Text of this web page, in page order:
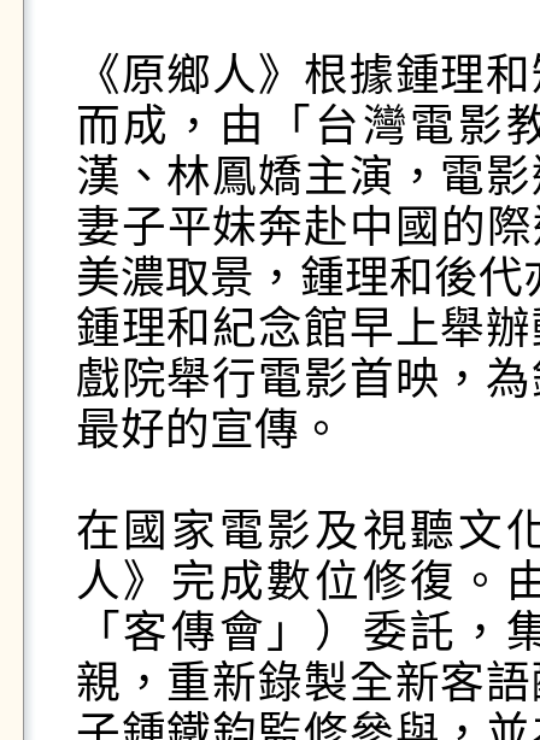
《原鄉人》根據鍾理
而成，由「台灣電影
漢、林鳳嬌主演，電
妻子平妹奔赴中國的
美濃取景，鍾理和後
鍾理和紀念館早上舉
戲院舉行電影首映，
最好的宣傳。
在國家電影及視聽文
人》完成數位修復。
「客傳會」）委託，
親，重新錄製全新客